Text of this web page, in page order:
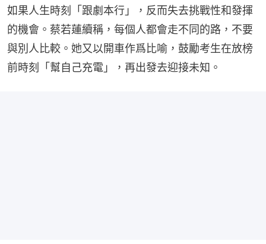
如果人生時刻「跟劇本行」，反而失去挑戰性和發揮
的機會。蔡若蓮續稱，每個人都會走不同的路，不要
與別人比較。她又以開車作爲比喻，鼓勵考生在放榜
前時刻「幫自己充電」，再出發去迎接未知。